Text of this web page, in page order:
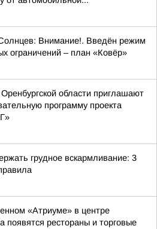
Внимание!. Введён режим
ограничений – план «Ковёр»
области приглашают
программу проекта
грудное вскармливание: 3
«Атриуме» в центре
появятся рестораны и торговые